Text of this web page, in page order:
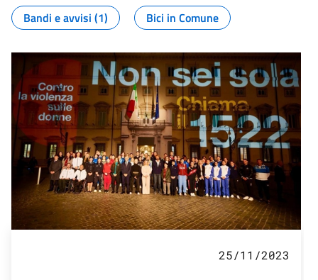
Bandi e avvisi (1)
Bici in Comune
25/11/2023